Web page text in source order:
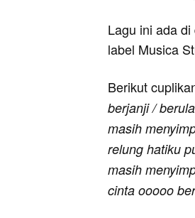
Lagu ini ada
label Musica
Berikut
berjanji /
masih
relung hatiku
masih
cinta ooooo